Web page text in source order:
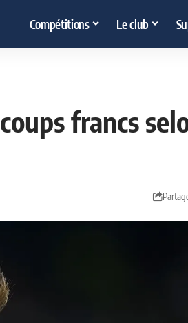
Compétitions Le club
francs